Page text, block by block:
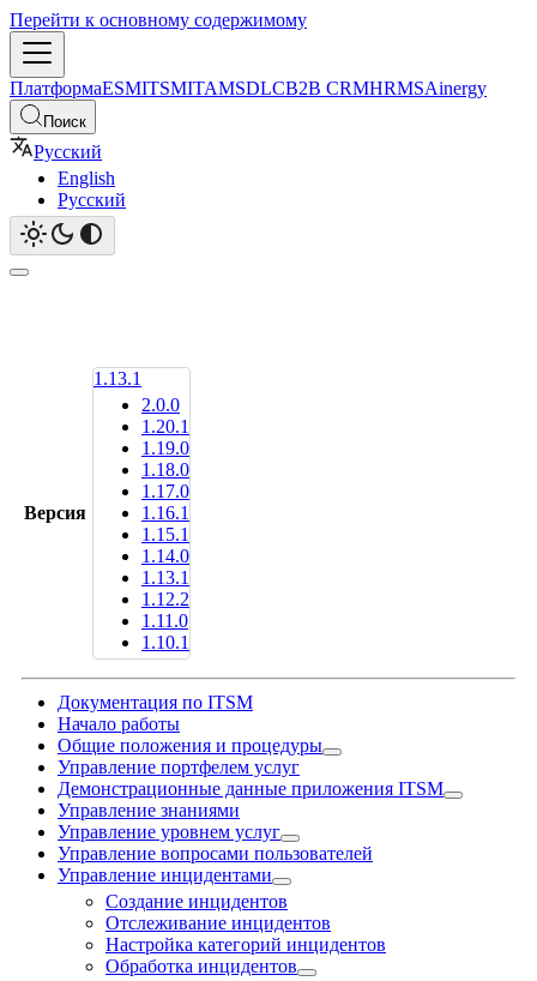
Перейти к основному содержимому
ПлатформаESMITSMITAMSDLCB2B CRMHRMSAinergy
Поиск
Русский
English
Русский
Версия
1.13.1
2.0.0
1.20.1
1.19.0
1.18.0
1.17.0
1.16.1
1.15.1
1.14.0
1.13.1
1.12.2
1.11.0
1.10.1
Документация по ITSM
Начало работы
Общие положения и процедуры
Управление портфелем услуг
Демонстрационные данные приложения ITSM
Управление знаниями
Управление уровнем услуг
Управление вопросами пользователей
Управление инцидентами
Создание инцидентов
Отслеживание инцидентов
Настройка категорий инцидентов
Обработка инцидентов